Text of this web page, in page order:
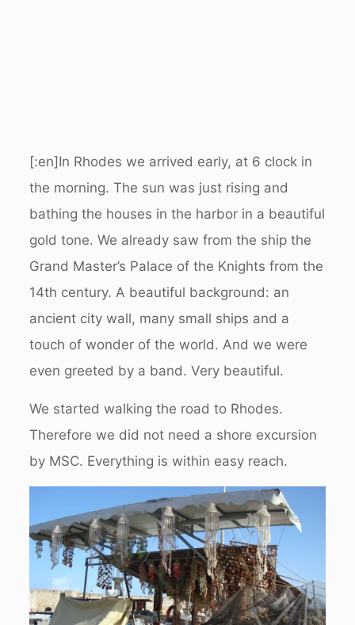
[:en]In Rhodes we arrived early, at 6 clock in
the morning. The sun was just rising and
bathing the houses in the harbor in a beautiful
gold tone. We already saw from the ship the
Grand Master’s Palace of the Knights from the
14th century. A beautiful background: an
ancient city wall, many small ships and a
touch of wonder of the world. And we were
even greeted by a band. Very beautiful.
We started walking the road to Rhodes.
Therefore we did not need a shore excursion
by MSC. Everything is within easy reach.